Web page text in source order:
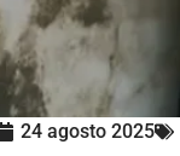
24 agosto 2025